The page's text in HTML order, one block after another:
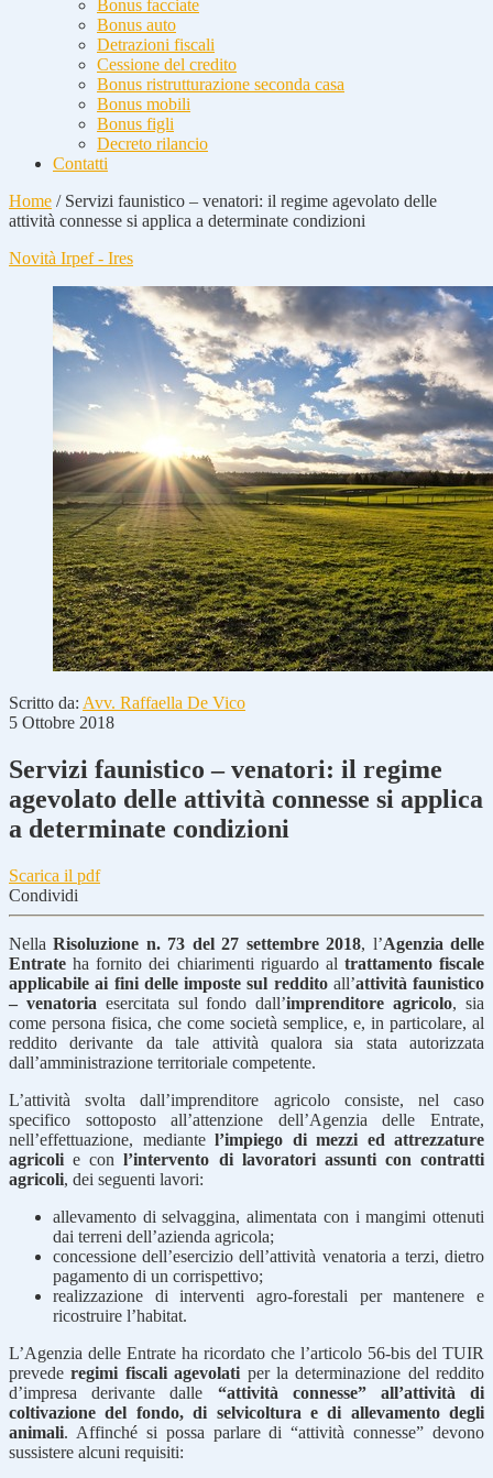
Bonus facciate
Bonus auto
Detrazioni fiscali
Cessione del credito
Bonus ristrutturazione seconda casa
Bonus mobili
Bonus figli
Decreto rilancio
Contatti
Home / Servizi faunistico – venatori: il regime agevolato delle
attività connesse si applica a determinate condizioni
Novità Irpef - Ires
Scritto da: Avv. Raffaella De Vico
5 Ottobre 2018
Servizi faunistico – venatori: il regime
agevolato delle attività connesse si applica
a determinate condizioni
Scarica il pdf
Condividi
NellaRisoluzione n. 73 del 27 settembre 2018, l’Agenzia delle
Entrate ha fornito dei chiarimenti riguardo al trattamento fiscale
applicabile ai fini delle imposte sul redditoall’attività faunistico
– venatoria esercitata sul fondo dall’imprenditore agricolo, sia
come persona fisica, che come società semplice, e, in particolare, al
reddito derivante da tale attività qualora sia stata autorizzata
dall’amministrazione territoriale competente.
L’attività svolta dall’imprenditore agricolo consiste, nel caso
specifico sottoposto all’attenzione dell’Agenzia delle Entrate,
nell’effettuazione, mediante l’impiego di mezzi ed attrezzature
agricoli e conl’intervento di lavoratori assunti con contratti
agricoli, dei seguenti lavori:
allevamento di selvaggina, alimentata con i mangimi ottenuti
dai terreni dell’azienda agricola;
concessione dell’esercizio dell’attività venatoria a terzi, dietro
pagamento di un corrispettivo;
realizzazione di interventi agro-forestali per mantenere e
ricostruire l’habitat.
L’Agenzia delle Entrate ha ricordato che l’articolo 56-bis del TUIR
prevederegimi fiscali agevolati per la determinazione del reddito
d’impresa derivante dalle “attività connesse” all’attività di
coltivazione del fondo, di selvicoltura e di allevamento degli
animali. Affinché si possa parlare di “attività connesse” devono
sussistere alcuni requisiti: